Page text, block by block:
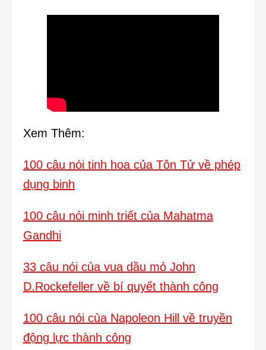
Xem Thêm:
100 câu nói tinh hoa của Tôn Tử về phép
dụng binh
100 câu nói minh triết của Mahatma
Gandhi
33 câu nói của vua dầu mỏ John
D.Rockefeller về bí quyết thành công
100 câu nói của Napoleon Hill về truyền
động lực thành công